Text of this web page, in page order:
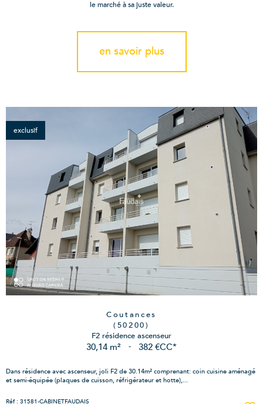
le marché à sa juste valeur.
en savoir plus
exclusif
Coutances
(50200)
F2 résidence ascenseur
30,14 m² - 382 €CC*
Dans résidence avec ascenseur, joli F2 de 30.14m² comprenant: coin cuisine aménagé
et semi-équipée (plaques de cuisson, réfrigérateur et hotte),...
Réf : 31581-CABINETFAUDAIS